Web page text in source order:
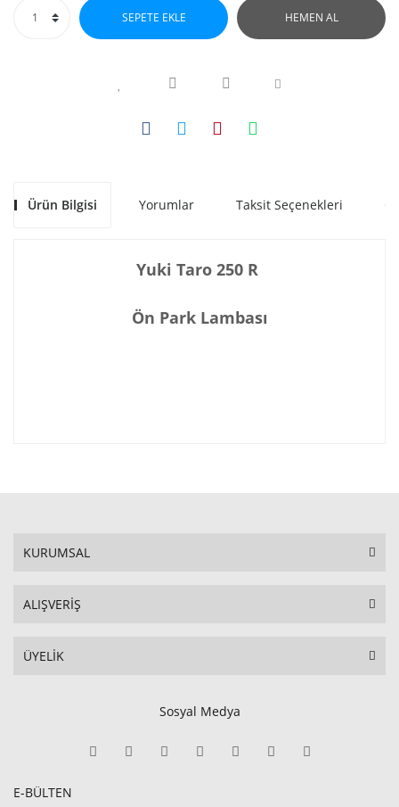
SEPETE EKLE HEMEN AL
Ürün Bilgisi Yorumlar Taksit Seçenekleri
Yuki Taro 250 R
Ön Park Lambası
KURUMSAL
ALIŞVERİŞ
ÜYELİK
Sosyal Medya
E-BÜLTEN